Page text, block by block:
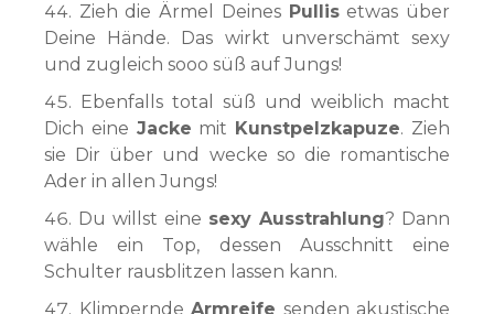
Zieh die Ärmel Deines Pullisetwas über
Deine Hände. Das wirkt unverschämt sexy
und zugleich sooo süß auf Jungs!
Ebenfalls total süß und weiblich macht
Dich eine Jacke mit Kunstpelzkapuze. Zieh
sie Dir über und wecke so die romantische
Ader in allen Jungs!
Du willst eine sexy Ausstrahlung? Dann
wähle ein Top, dessen Ausschnitt eine
Schulter rausblitzen lassen kann.
Klimpernde Armreife senden akustische